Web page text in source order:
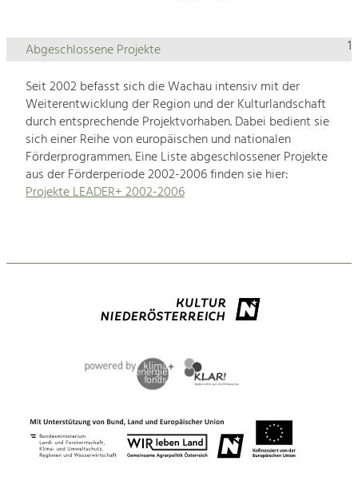
1
Abgeschlossene Projekte
Seit 2002 befasst sich die Wachau intensiv mit der
Weiterentwicklung der Region und der Kulturlandschaft
durch entsprechende Projektvorhaben. Dabei bedient sie
sich einer Reihe von europäischen und nationalen
Förderprogrammen. Eine Liste abgeschlossener Projekte
aus der Förderperiode 2002-2006 finden sie hier:
Projekte LEADER+ 2002-2006